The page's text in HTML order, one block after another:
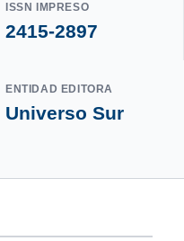
ISSN IMPRESO
2415-2897
ENTIDAD EDITORA
Universo Sur